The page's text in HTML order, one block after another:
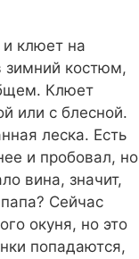
клюет на
зимний костюм,
Клюет
или с блесной.
леска. Есть
и пробовал, но
вина, значит,
Сейчас
окуня, но это
попадаются,